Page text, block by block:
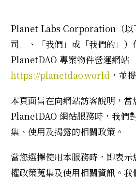
Planet Labs Corporation（以
司」、「我們」或「我們的」）
PlanetDAO 專案物件營運網站
https://planetdao.world ，並
本頁面旨在向網站訪客說明，當
PlanetDAO 網站服務時，我們
集、使用及揭露的相關政策。
當您選擇使用本服務時，即表
權政策蒐集及使用相關資訊。